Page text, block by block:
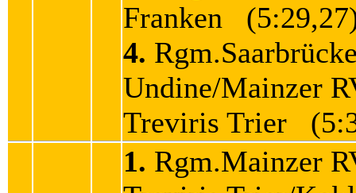
Franken
4.
Undine/Mainzer
Treviris Trier
1. Rgm.Mainzer